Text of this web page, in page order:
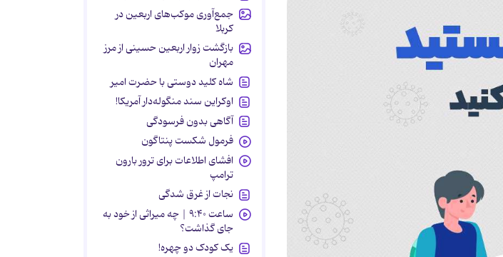
جمع‌آوری موکب‌های اربعین در
کربلا
بازگشت زوار اربعین حسینی از مرز
مهران
شاه کلید دوستی با حضرت امیر
اوکراین سند منگوله‌دار آمریکا!
آگاهی بدون فرسودگی
فرمول شکست پنتاگون
افشای اطلاعات برای ترور بارون
ترامپ
نجات از غرق شدگی
ساعت ۹:۴۰ | چه میراثی از خود به
جای گذاشت؟
یک کودک دو چهره!